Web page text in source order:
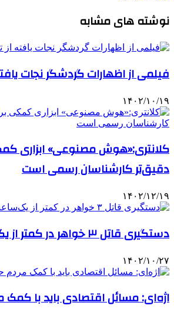
نوشته های مشابه
فیلمی از اظهارات گردشگر نجات
۱۴۰۲/۱۰/۱۹
کلانتری:«هوش مصنوعی» ابزاری
دقیق‌تر کارشناسان رسمی است
۱۴۰۲/۱۲/۱۹
دستگیری قاتل ۳ خواهر در کمتر از یک‌ساعت
۱۴۰۲/۱۰/۲۷
اژه‌ای: مسائل اقتصادی باید با